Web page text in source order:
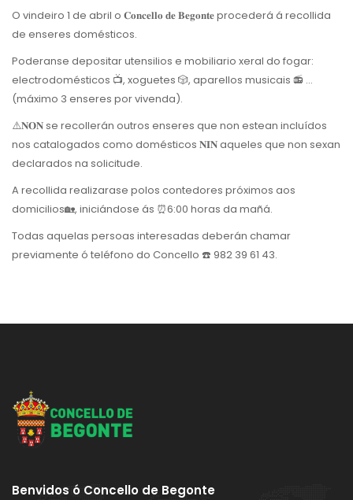
O vindeiro 1 de abril o 𝐂𝐨𝐧𝐜𝐞𝐥𝐥𝐨 𝐝𝐞 𝐁𝐞𝐠𝐨𝐧𝐭𝐞 procederá á recollida
de enseres domésticos.
Poderanse depositar utensilios e mobiliario xeral do fogar:
electrodomésticos 📺, xoguetes 🎲, aparellos musicais 📻 ...
(máximo 3 enseres por vivenda).
⚠️𝐍𝐎𝐍 se recollerán outros enseres que non estean incluídos
nos catalogados como domésticos 𝐍𝐈𝐍 aqueles que non sexan
declarados na solicitude.
A recollida realizarase polos contedores próximos aos
domicilios🏡, iniciándose ás ⏰6:00 horas da mañá.
Todas aquelas persoas interesadas deberán chamar
previamente ó teléfono do Concello ☎️ 982 39 61 43.
Benvidos ó Concello de Begonte